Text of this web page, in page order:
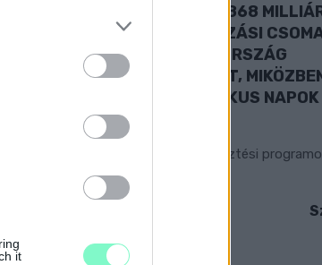
it
MAGYAR PÉTER: 868
FORINTOS BERUHÁZÁSI
ERŐSÍTIK MAGYARORSZÁG
ENERGIAELLÁTÁSÁT,
TOVÁBBRA IS KRITIKUS
AZ ORSZÁG
Átfogó energetikai fejlesztési
el a kormány.